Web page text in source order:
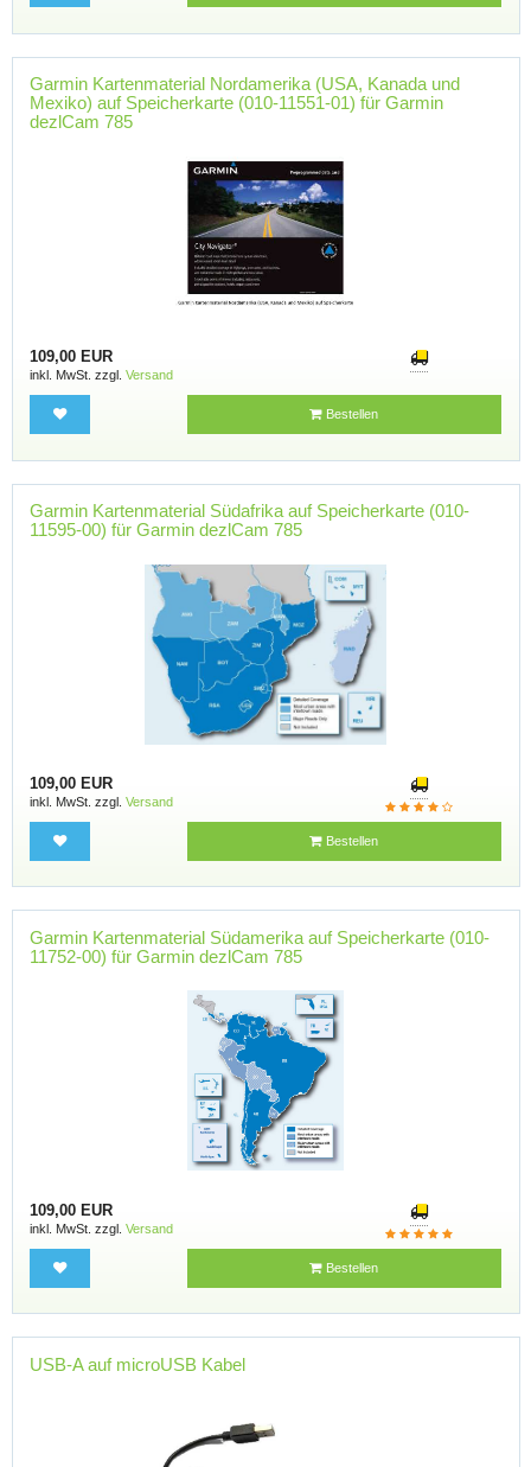
Garmin Kartenmaterial Nordamerika (USA, Kanada und
Mexiko) auf Speicherkarte (010-11551-01) für Garmin
dezlCam 785
109,00 EUR
inkl. MwSt. zzgl. Versand
Bestellen
Garmin Kartenmaterial Südafrika auf Speicherkarte (010-
11595-00) für Garmin dezlCam 785
109,00 EUR
inkl. MwSt. zzgl. Versand
Bestellen
Garmin Kartenmaterial Südamerika auf Speicherkarte (010-
11752-00) für Garmin dezlCam 785
109,00 EUR
inkl. MwSt. zzgl. Versand
Bestellen
USB-A auf microUSB Kabel